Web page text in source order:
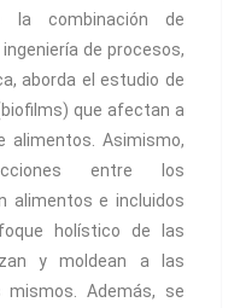
la combinación de
de procesos,
aborda el estudio de
que afectan a
alimentos. Asimismo,
entre los
alimentos e incluidos
holístico de las
y moldean a las
mismos. Además, se